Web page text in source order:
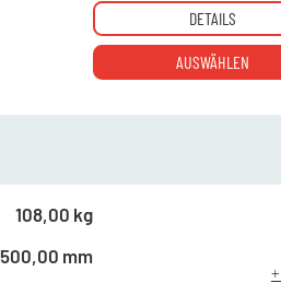
DETAILS
AUSWÄHLEN
108,00 kg
500,00 mmab 6 Tagen